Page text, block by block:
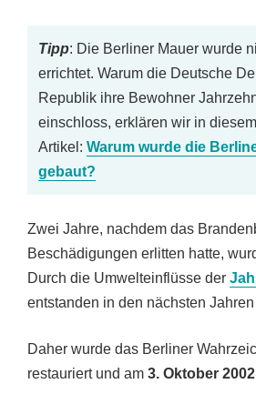
Tipp: Die Berliner Mauer wurde
errichtet. Warum die Deutsche
Republik ihre Bewohner
einschloss, erklären wir in
Artikel: Warum wurde die
gebaut?
Zwei Jahre, nachdem das
Beschädigungen erlitten hatte,
Durch die Umwelteinflüsse der
entstanden in den nächsten
Daher wurde das Berliner
restauriert und am 3. Oktober 2002